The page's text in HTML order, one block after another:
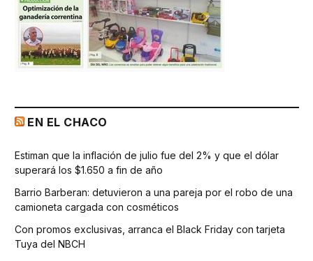
EN EL CHACO
Estiman que la inflación de julio fue del 2% y que el dólar
superará los $1.650 a fin de año
Barrio Barberan: detuvieron a una pareja por el robo de una
camioneta cargada con cosméticos
Con promos exclusivas, arranca el Black Friday con tarjeta
Tuya del NBCH